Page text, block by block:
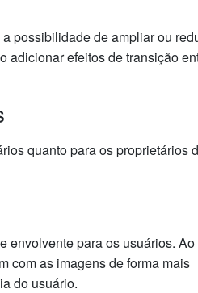
possibilidade de ampliar ou
adicionar efeitos de transição
quanto para os proprietários
envolvente para os usuários.
com as imagens de forma mais
do usuário.